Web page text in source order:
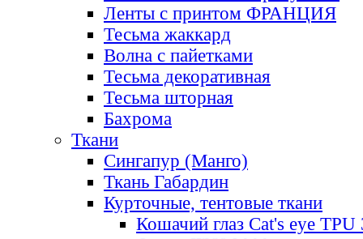
Ленты с принтом ФРАНЦИЯ
Тесьма жаккард
Волна с пайетками
Тесьма декоративная
Тесьма шторная
Бахрома
Ткани
Сингапур (Манго)
Ткань Габардин
Курточные, тентовые ткани
Кошачий глаз Cat's eye TPU